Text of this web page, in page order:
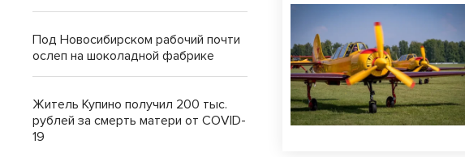
Под Новосибирском рабочий почти
ослеп на шоколадной фабрике
Житель Купино получил 200 тыс.
рублей за смерть матери от COVID-
19